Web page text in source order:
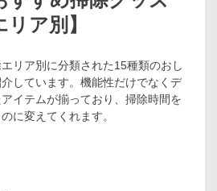
ア別】
リア別に分類された15種類のおし
しています。機能性だけでなくデ
イテムが揃っており、掃除時間を
に変えてくれます。